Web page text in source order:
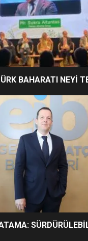
BALIKESİR
UZATILDI: NE
BURHANİYE
TURNUVASI
DEĞİŞTİRİYOR?
BURHANİYE
YENİ YÖNETİM NASIL
ŞEKİLLENDİ?
BAHARATI NEYİ